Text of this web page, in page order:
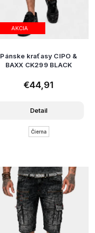
AKCIA
Pánske kraťasy CIPO &
BAXX CK299 BLACK
€44,91
Detail
Čierna